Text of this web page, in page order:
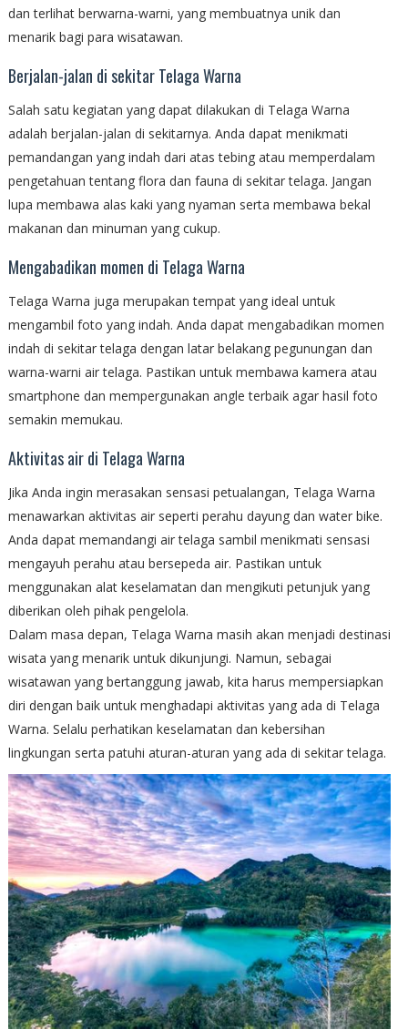
dan terlihat berwarna-warni, yang membuatnya unik dan
menarik bagi para wisatawan.
Berjalan-jalan di sekitar Telaga Warna
Salah satu kegiatan yang dapat dilakukan di Telaga Warna
adalah berjalan-jalan di sekitarnya. Anda dapat menikmati
pemandangan yang indah dari atas tebing atau memperdalam
pengetahuan tentang flora dan fauna di sekitar telaga. Jangan
lupa membawa alas kaki yang nyaman serta membawa bekal
makanan dan minuman yang cukup.
Mengabadikan momen di Telaga Warna
Telaga Warna juga merupakan tempat yang ideal untuk
mengambil foto yang indah. Anda dapat mengabadikan momen
indah di sekitar telaga dengan latar belakang pegunungan dan
warna-warni air telaga. Pastikan untuk membawa kamera atau
smartphone dan mempergunakan angle terbaik agar hasil foto
semakin memukau.
Aktivitas air di Telaga Warna
Jika Anda ingin merasakan sensasi petualangan, Telaga Warna
menawarkan aktivitas air seperti perahu dayung dan water bike.
Anda dapat memandangi air telaga sambil menikmati sensasi
mengayuh perahu atau bersepeda air. Pastikan untuk
menggunakan alat keselamatan dan mengikuti petunjuk yang
diberikan oleh pihak pengelola.
Dalam masa depan, Telaga Warna masih akan menjadi destinasi
wisata yang menarik untuk dikunjungi. Namun, sebagai
wisatawan yang bertanggung jawab, kita harus mempersiapkan
diri dengan baik untuk menghadapi aktivitas yang ada di Telaga
Warna. Selalu perhatikan keselamatan dan kebersihan
lingkungan serta patuhi aturan-aturan yang ada di sekitar telaga.